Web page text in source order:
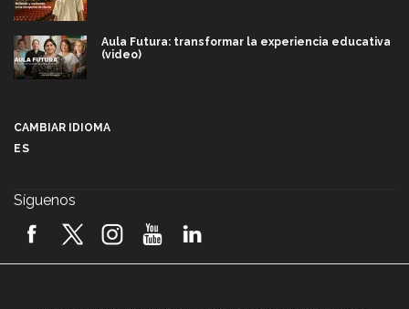
Aula Futura: transformar la experiencia educativa
(video)
2026! (video)
CAMBIAR IDIOMA
ES
Síguenos